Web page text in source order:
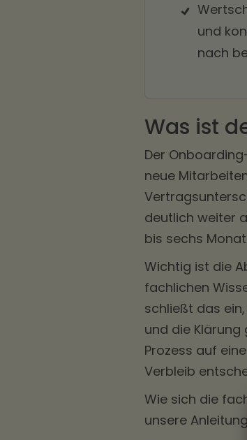
und
nach
Was ist
Der
neue
deutlich weiter
bis sechs
Wichtig ist die
fachlichen
schließt das
und die
Prozess auf
Verbleib
Wie sich die
unsere